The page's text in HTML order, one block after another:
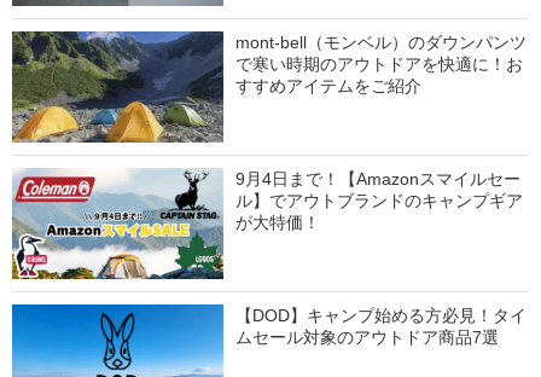
mont-bell（モンベル）のダウンパンツ
で寒い時期のアウトドアを快適に！お
すすめアイテムをご紹介
9月4日まで！【Amazonスマイルセー
ル】でアウトブランドのキャンプギア
が大特価！
【DOD】キャンプ始める方必見！タイ
ムセール対象のアウトドア商品7選